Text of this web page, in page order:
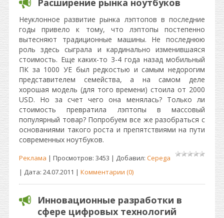
Расширение рынка ноутбуков
Неуклонное развитие рынка лэптопов в последние
годы привело к тому, что лэптопы постепенно
вытесняют традиционные машины. Не последнюю
роль здесь сыграла и кардинально изменившаяся
стоимость. Еще каких-то 3-4 года назад мобильный
ПК за 1000 УЕ был редкостью и самым недорогим
представителем семейства, а на самом деле
хорошая модель (для того времени) стоила от 2000
USD. Но за счет чего она менялась? Только ли
стоимость превратила лэптопы в массовый
популярный товар? Попробуем все же разобраться с
основаниями такого роста и препятствиями на пути
современных ноутбуков.
Реклама | Просмотров: 3453 | Добавил: Cepega
| Дата: 24.07.2011 | Комментарии (0)
Инновационные разработки в
сфере цифровых технологий